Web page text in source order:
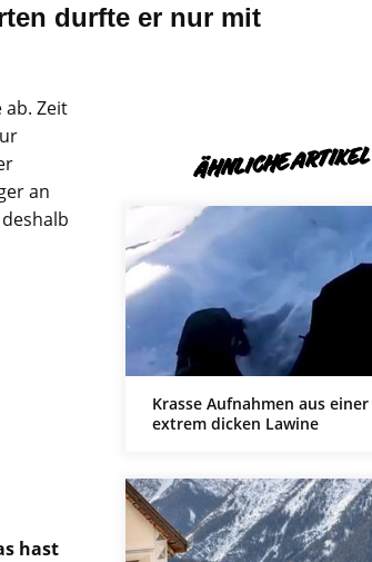
durfte er nur mit
ab. Zeit
an
hast
ÄHNLICHE ARTIKEL
Krasse Aufnahmen aus einer
extrem dicken Lawine